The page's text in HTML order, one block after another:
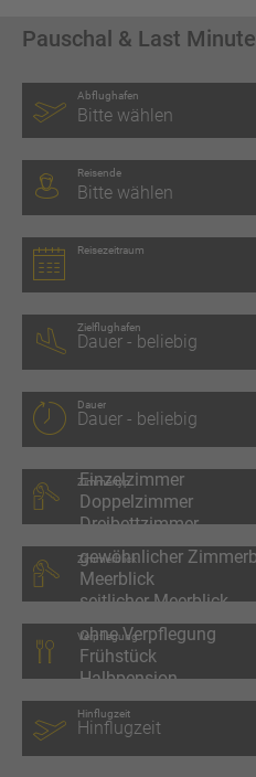
Pauschal & Last Minute
Abflughafen
Bitte wählen
Reisende
Bitte wählen
Reisezeitraum
Zielflughafen
Dauer
Zimmertyp
Zimmerblick
Verpflegung
Hinflugzeit